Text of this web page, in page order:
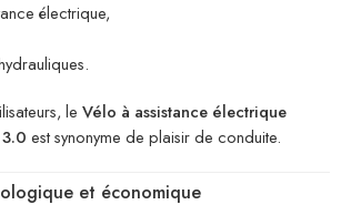
électrique,
le Vélo à assistance électrique
est synonyme de plaisir de conduite.
et économique